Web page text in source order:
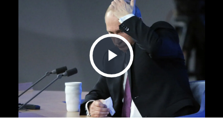
Play Video